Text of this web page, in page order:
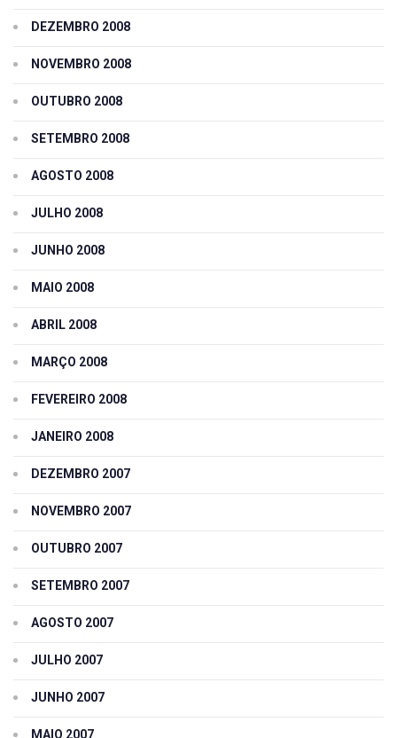
DEZEMBRO 2008
NOVEMBRO 2008
OUTUBRO 2008
SETEMBRO 2008
AGOSTO 2008
JULHO 2008
JUNHO 2008
MAIO 2008
ABRIL 2008
MARÇO 2008
FEVEREIRO 2008
JANEIRO 2008
DEZEMBRO 2007
NOVEMBRO 2007
OUTUBRO 2007
SETEMBRO 2007
AGOSTO 2007
JULHO 2007
JUNHO 2007
MAIO 2007